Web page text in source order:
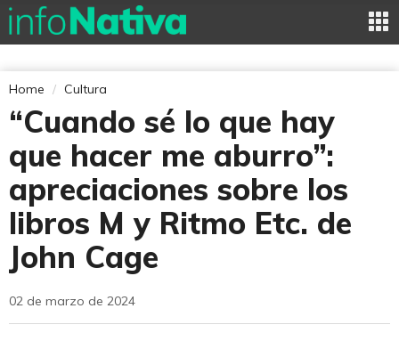
Home Cultura
“Cuando sé lo que hay
que hacer me aburro”:
apreciaciones sobre los
libros M y Ritmo Etc. de
John Cage
02 de marzo de 2024